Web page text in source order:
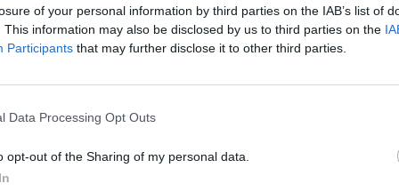
of your personal information by third parties on the IAB’s list of
This information may also be disclosed by us to third parties on the
Participants that may further disclose it to other third parties.
Data Processing Opt Outs
opt-out of the Sharing of my personal data.
paradumi
jeb atvilni?
Bērns pats var nezināt, ka
redz slikti: septiņas pazīmes,
ko pamanīt vecākiem